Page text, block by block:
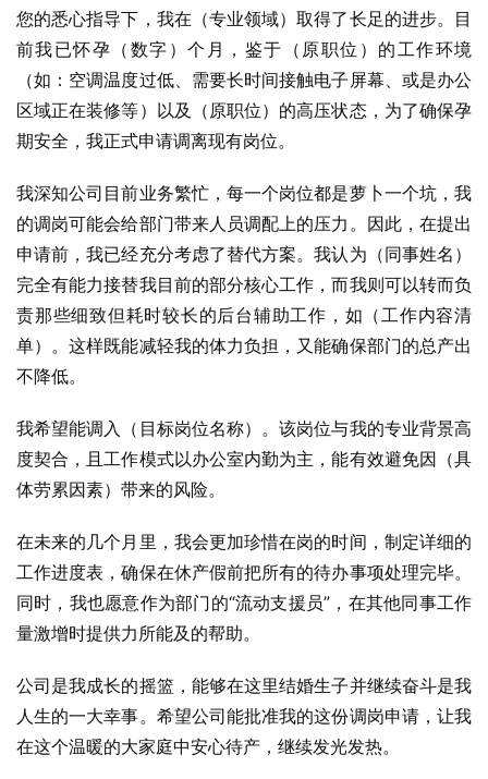
您的悉心指导下，我在（专业领域）取得了长足的进步。目
前我已怀孕（数字）个月，鉴于（原职位）的工作环境
（如：空调温度过低、需要长时间接触电子屏幕、或是办公
区域正在装修等）以及（原职位）的高压状态，为了确保孕
期安全，我正式申请调离现有岗位。
我深知公司目前业务繁忙，每一个岗位都是萝卜一个坑，我
的调岗可能会给部门带来人员调配上的压力。因此，在提出
申请前，我已经充分考虑了替代方案。我认为（同事姓名）
完全有能力接替我目前的部分核心工作，而我则可以转而负
责那些细致但耗时较长的后台辅助工作，如（工作内容清
单）。这样既能减轻我的体力负担，又能确保部门的总产出
不降低。
我希望能调入（目标岗位名称）。该岗位与我的专业背景高
度契合，且工作模式以办公室内勤为主，能有效避免因（具
体劳累因素）带来的风险。
在未来的几个月里，我会更加珍惜在岗的时间，制定详细的
工作进度表，确保在休产假前把所有的待办事项处理完毕。
同时，我也愿意作为部门的“流动支援员”，在其他同事工作
量激增时提供力所能及的帮助。
公司是我成长的摇篮，能够在这里结婚生子并继续奋斗是我
人生的一大幸事。希望公司能批准我的这份调岗申请，让我
在这个温暖的大家庭中安心待产，继续发光发热。